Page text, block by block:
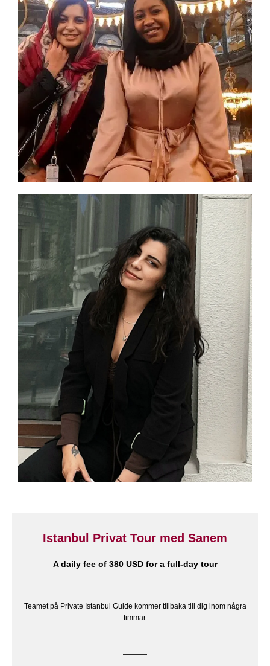
Istanbul Privat Tour med Sanem
A daily fee of 380 USD for a full-day tour
Teamet på Private Istanbul Guide kommer tillbaka till dig inom några
timmar.